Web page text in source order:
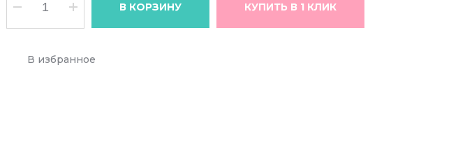
В КОРЗИНУ КУПИТЬ В 1 КЛИК
В избранное